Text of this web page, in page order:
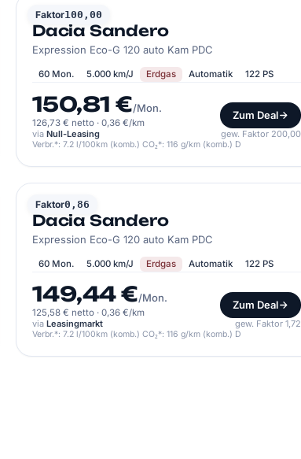
Faktor100,00
DACIA
Dacia Sandero
Expression Eco-G 120 auto Kam PDC
60 Mon. 5.000 km/J Erdgas Automatik 122 PS
150,81 €/Mon.
126,73 € netto · 0,36 €/km
Zum Deal
via Null-Leasing gew. Faktor 200,00
Verbr.*: 7.2 l/100km (komb.) CO₂*: 116 g/km (komb.) D
Faktor0,86
DACIA
Dacia Sandero
Expression Eco-G 120 auto Kam PDC
60 Mon. 5.000 km/J Erdgas Automatik 122 PS
149,44 €/Mon.
125,58 € netto · 0,36 €/km
Zum Deal
via Leasingmarkt gew. Faktor 1,72
Verbr.*: 7.2 l/100km (komb.) CO₂*: 116 g/km (komb.) D